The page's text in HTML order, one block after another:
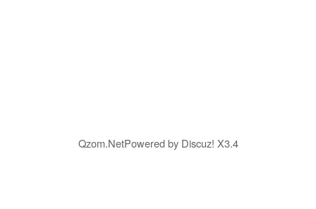
Qzom.NetPowered by Discuz! X3.4